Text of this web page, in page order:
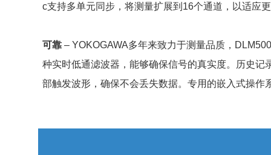
c支持多单元同步，将测量扩展到16个通道，以适应
可靠– YOKOGAWA多年来致力于测量品质，
种实时低通滤波器，能够确保信号的真实度。历史记
部触发波形，确保不会丢失数据。专用的嵌入式操作